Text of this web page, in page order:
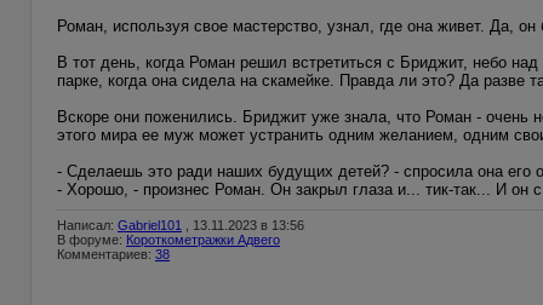
Роман, используя свое мастерство, узнал, где она живет. Да,
В тот день, когда Роман решил встретиться с Бриджит, небо
парке, когда она сидела на скамейке. Правда ли это? Да разве
Вскоре они поженились. Бриджит уже знала, что Роман - очень
этого мира ее муж может устранить одним желанием, одним
- Сделаешь это ради наших будущих детей? - спросила она его
- Хорошо, - произнес Роман. Он закрыл глаза и... тик-так... И он
Написал: Gabriel101
, 13.11.2023 в 13:56
В форуме: Короткометражки Адвего
Комментариев: 38